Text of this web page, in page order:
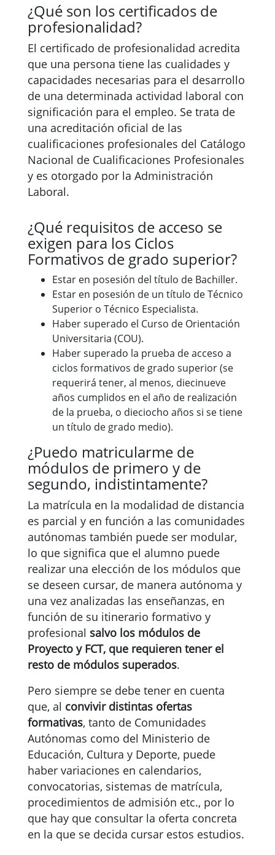
¿Qué son los certificados de
profesionalidad?
El certificado de profesionalidad acredita
que una persona tiene las cualidades y
capacidades necesarias para el desarrollo
de una determinada actividad laboral con
significación para el empleo. Se trata de
una acreditación oficial de las
cualificaciones profesionales del Catálogo
Nacional de Cualificaciones Profesionales
y es otorgado por la Administración
Laboral.
¿Qué requisitos de acceso se
exigen para los Ciclos
Formativos de grado superior?
Estar en posesión del título de Bachiller.
Estar en posesión de un título de Técnico
Superior o Técnico Especialista.
Haber superado el Curso de Orientación
Universitaria (COU).
Haber superado la prueba de acceso a
ciclos formativos de grado superior (se
requerirá tener, al menos, diecinueve
años cumplidos en el año de realización
de la prueba, o dieciocho años si se tiene
un título de grado medio).
¿Puedo matricularme de
módulos de primero y de
segundo, indistintamente?
La matrícula en la modalidad de distancia
es parcial y en función a las comunidades
autónomas también puede ser modular,
lo que significa que el alumno puede
realizar una elección de los módulos que
se deseen cursar, de manera autónoma y
una vez analizadas las enseñanzas, en
función de su itinerario formativo y
profesional salvo los módulos de
Proyecto y FCT, que requieren tener el
resto de módulos superados.
Pero siempre se debe tener en cuenta
que, al convivir distintas ofertas
formativas, tanto de Comunidades
Autónomas como del Ministerio de
Educación, Cultura y Deporte, puede
haber variaciones en calendarios,
convocatorias, sistemas de matrícula,
procedimientos de admisión etc., por lo
que hay que consultar la oferta concreta
en la que se decida cursar estos estudios.